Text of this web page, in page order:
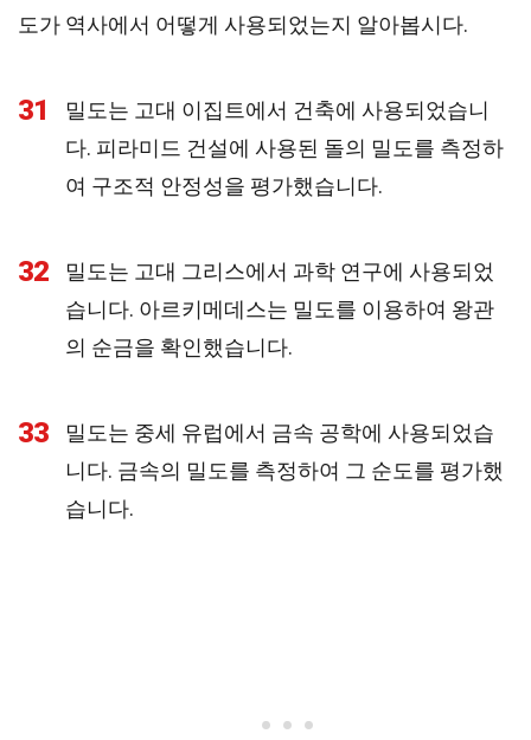
도가 역사에서 어떻게 사용되었는지 알아봅시다.
31
밀도는 고대 이집트에서 건축에 사용되었습니
다. 피라미드 건설에 사용된 돌의 밀도를 측정하
여 구조적 안정성을 평가했습니다.
32
밀도는 고대 그리스에서 과학 연구에 사용되었
습니다. 아르키메데스는 밀도를 이용하여 왕관
의 순금을 확인했습니다.
33
밀도는 중세 유럽에서 금속 공학에 사용되었습
니다. 금속의 밀도를 측정하여 그 순도를 평가했
습니다.